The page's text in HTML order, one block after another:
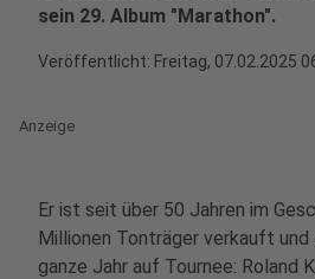
sein 29. Album "Marathon".
Veröffentlicht: Freitag, 07.02.2025
Anzeige
Er ist seit über 50 Jahren im
Millionen Tonträger verkauft
ganze Jahr auf Tournee: Roland